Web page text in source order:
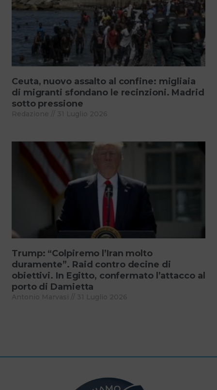
Ceuta, nuovo assalto al confine: migliaia
di migranti sfondano le recinzioni. Madrid
sotto pressione
Redazione 31 Luglio 2026
Trump: “Colpiremo l’Iran molto
duramente”. Raid contro decine di
obiettivi. In Egitto, confermato l’attacco al
porto di Damietta
Antonio Marvasi 31 Luglio 2026